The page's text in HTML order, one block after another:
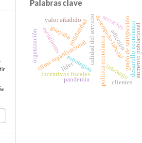
Palabras clave
solidaridad
política económica
clima organizacionalcalidad del serviciodesempeño laboralgrado de satisfacción
estrategias
incentivos fiscales
estudiantes
valor añadido
lider liderazgo
pandemia
desarrollo económicoaumento poblacional
guayaba
clientes
servicios
organización adicción